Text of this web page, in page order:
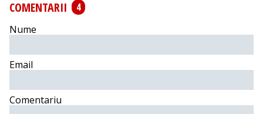
COMENTARII
4
Nume
Email
Comentariu